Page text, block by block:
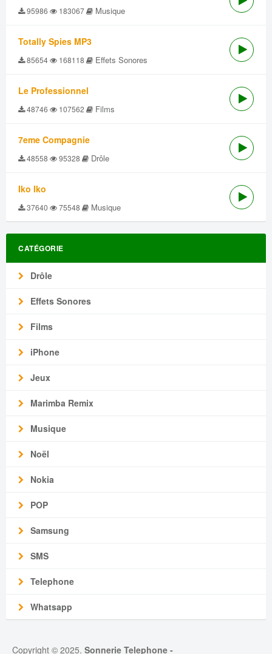
95986 183067 Musique
Totally Spies MP3
85654 168118 Effets Sonores
Le Professionnel
48746 107562 Films
7eme Compagnie
48558 95328 Drôle
Iko Iko
37640 75548 Musique
CATÉGORIE
Drôle
Effets Sonores
Films
iPhone
Jeux
Marimba Remix
Musique
Noël
Nokia
POP
Samsung
SMS
Telephone
Whatsapp
Copyright © 2025. Sonnerie Telephone -